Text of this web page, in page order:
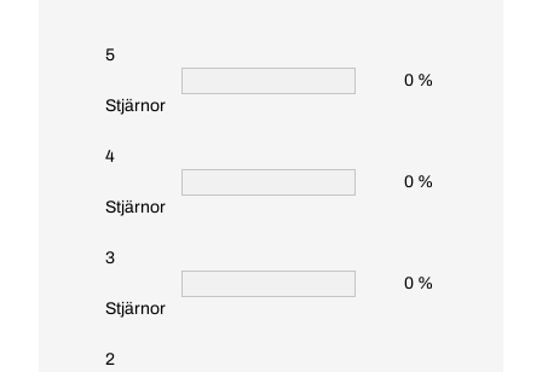
5
Stjärnor
0 %
4
Stjärnor
0 %
3
Stjärnor
0 %
2